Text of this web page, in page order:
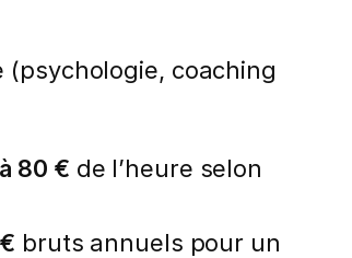
(psychologie, coaching
80 € de l’heure selon
bruts annuels pour un